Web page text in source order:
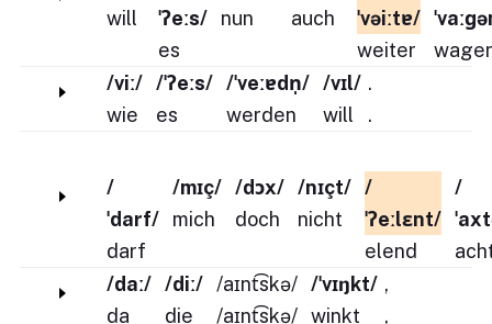
will
ˈʔeːs/
es
nun
auch
ˈvəiːtɐ/
weiter
/viː/
wie
/ˈʔeːs/
es
/ˈveːɐdn̩/
werden
/vɪl/
will
.
.
/
ˈdarf/
darf
/mɪç/
mich
/dɔx/
doch
/nɪçt/
nicht
/
ˈʔeːlɛnt/
elend
/
/daː/
da
/diː/
die
/aɪnt͡skə/
/aɪnt͡skə/
/ˈvɪŋkt/
winkt
,
,